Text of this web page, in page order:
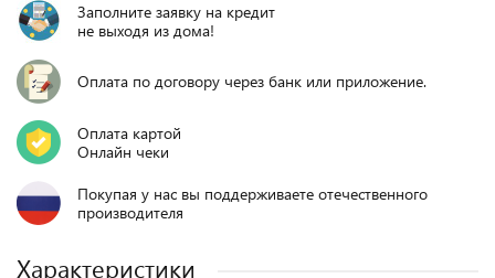
Заполните заявку на кредит
не выходя из дома!
Оплата по договору через банк или приложение.
Оплата картой
Онлайн чеки
Покупая у нас вы поддерживаете отечественного
производителя
Характеристики